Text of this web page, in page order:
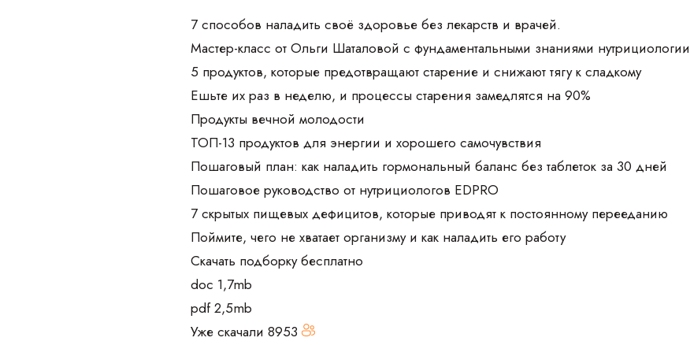
7 способов наладить своё здоровье без лекарств и врачей.
Мастер-класс от Ольги Шаталовой с фундаментальными знаниями нутрициологии
5 продуктов, которые предотвращают старение и снижают тягу к сладкому
Ешьте их раз в неделю, и процессы старения замедлятся на 90%
Продукты вечной молодости
ТОП-13 продуктов для энергии и хорошего самочувствия
Пошаговый план: как наладить гормональный баланс без таблеток за 30 дней
Пошаговое руководство от нутрициологов EDPRO
7 скрытых пищевых дефицитов, которые приводят к постоянному перееданию
Поймите, чего не хватает организму и как наладить его работу
Скачать подборку бесплатно
doc 1,7mb
pdf 2,5mb
Уже скачали 8953